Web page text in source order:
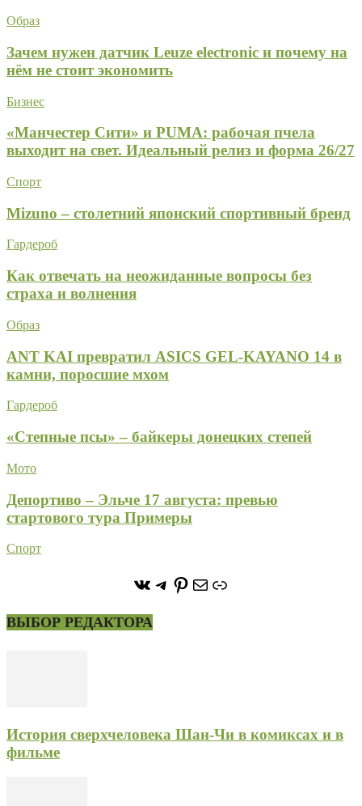
Образ
Зачем нужен датчик Leuze electronic и почему на
нём не стоит экономить
Бизнес
«Манчестер Сити» и PUMA: рабочая пчела
выходит на свет. Идеальный релиз и форма 26/27
Спорт
Mizuno – столетний японский спортивный бренд
Гардероб
Как отвечать на неожиданные вопросы без
страха и волнения
Образ
ANT KAI превратил ASICS GEL-KAYANO 14 в
камни, поросшие мхом
Гардероб
«Степные псы» – байкеры донецких степей
Мото
Депортиво – Эльче 17 августа: превью
стартового тура Примеры
Спорт
https://vk.com/
https://t.me/stoneforest
https://
ПочтаСсылка
ВЫБОР РЕДАКТОРА
История сверхчеловека Шан-Чи в комиксах и в
фильме